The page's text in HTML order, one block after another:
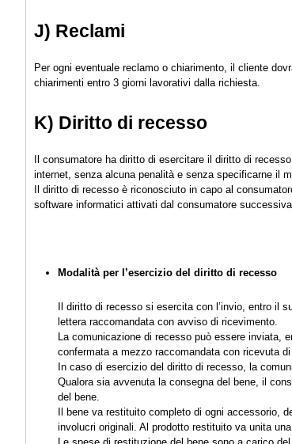
J) Reclami
Per ogni eventuale reclamo o chiarimento, il cliente
chiarimenti entro 3 giorni lavorativi dalla richiesta.
K) Diritto di recesso
Il consumatore ha diritto di esercitare il diritto di
internet, senza alcuna penalità e senza specificarne il
Il diritto di recesso è riconosciuto in capo al
software informatici attivati dal consumatore
Modalità per l’esercizio del diritto di recesso
Il diritto di recesso si esercita con l’invio, entro il
lettera raccomandata con avviso di ricevimento.
La comunicazione di recesso può essere inviata,
confermata a mezzo raccomandata con ricevuta
In caso di esercizio del diritto di recesso, la
Qualora sia avvenuta la consegna del bene, il
del bene.
Il bene va restituito completo di ogni accessorio,
involucri originali. Al prodotto restituito va unita